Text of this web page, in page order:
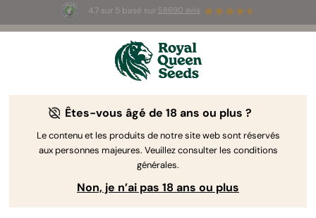
4.7 sur 5 basé sur 58690 avis
☀️ Summer Sales : jusqu'à -50 % sur
certains produits ! ⏤
The RQS Blog
Articles Cannabis Lifestyle
Êtes-vous âgé de 18 ans ou plus ?
Le contenu et les produits de notre site web sont réservés
aux personnes majeures. Veuillez consulter les conditions
générales.
Non, je n’ai pas 18 ans ou plus